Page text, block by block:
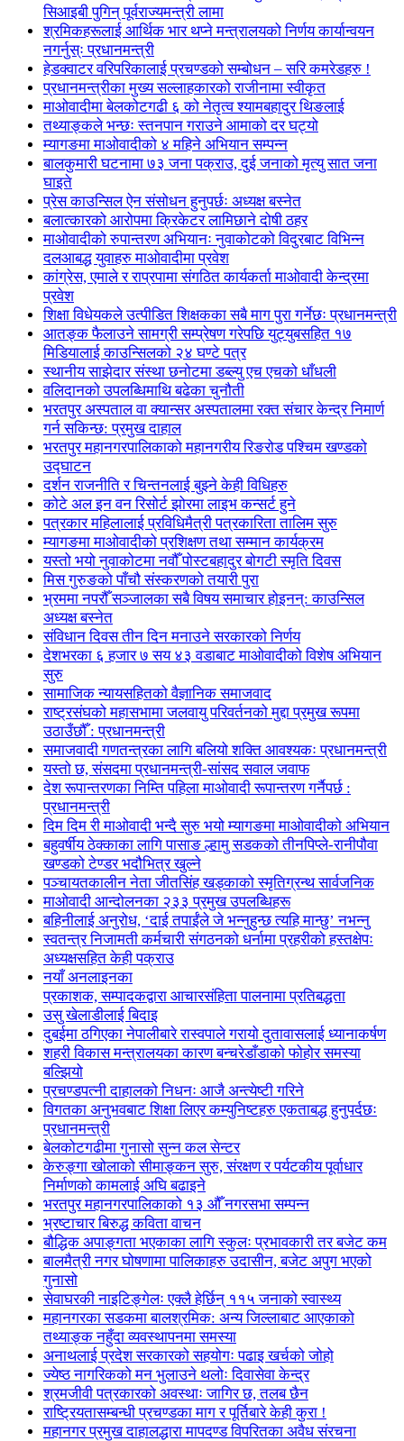
सिआइबी पुगिन् पूर्वराज्यमन्त्री लामा
श्रमिकहरूलाई आर्थिक भार थप्ने मन्त्रालयको निर्णय कार्यान्वयन
नगर्नुस्ः प्रधानमन्त्री
हेडक्वाटर वरिपरिकालाई प्रचण्डको सम्बोधन – सरि कमरेडहरु !
प्रधानमन्त्रीका मुख्य सल्लाहकारको राजीनामा स्वीकृत
माओवादीमा बेलकोटगढी ६ को नेतृत्व श्यामबहादुर थिङलाई
तथ्याङ्कले भन्छः स्तनपान गराउने आमाको दर घट्यो
म्यागङमा माओवादीको ४ महिने अभियान सम्पन्न
बालकुमारी घटनामा ७३ जना पक्राउ, दुई जनाको मृत्यु सात जना
घाइते
प्रेस काउन्सिल ऐन संसोधन हुनुपर्छः अध्यक्ष बस्नेत
बलात्कारको आरोपमा क्रिकेटर लामिछाने दोषी ठहर
माओवादीको रुपान्तरण अभियानः नुवाकोटको विदुरबाट विभिन्न
दलआबद्ध युवाहरु माओवादीमा प्रवेश
कांग्रेस, एमाले र राप्रपामा संगठित कार्यकर्ता माओवादी केन्द्रमा
प्रवेश
शिक्षा विधेयकले उत्पीडित शिक्षकका सबै माग पुरा गर्नेछः प्रधानमन्त्री
आतङ्क फैलाउने सामग्री सम्प्रेषण गरेपछि युट्युबसहित १७
मिडियालाई काउन्सिलको २४ घण्टे पत्र
स्थानीय साझेदार संस्था छनोटमा डब्ल्यु एच एचको धाँधली
वलिदानको उपलब्धिमाथि बढेका चुनौती
भरतपुर अस्पताल वा क्यान्सर अस्पतालमा रक्त संचार केन्द्र निमार्ण
गर्न सकिन्छ: प्रमुख दाहाल
भरतपुर महानगरपालिकाको महानगरीय रिङरोड पश्चिम खण्डको
उद्घाटन
दर्शन राजनीति र चिन्तनलाई बुझ्ने केही विधिहरु
कोटे अल इन वन रिसोर्ट झोरमा लाइभ कन्सर्ट हुने
पत्रकार महिलालाई प्रविधिमैत्री पत्रकारिता तालिम सुरु
म्यागङमा माओवादीको प्रशिक्षण तथा सम्मान कार्यक्रम
यस्तो भयो नुवाकोटमा नवौँ पोस्टबहादुर बोगटी स्मृति दिवस
मिस गुरुङको पाँचौ संस्करणको तयारी पुरा
भ्रममा नपरौँ सञ्जालका सबै विषय समाचार होइनन्: काउन्सिल
अध्यक्ष बस्नेत
संविधान दिवस तीन दिन मनाउने सरकारको निर्णय
देशभरका ६ हजार ७ सय ४३ वडाबाट माओवादीको विशेष अभियान
सुरु
सामाजिक न्यायसहितको वैज्ञानिक समाजवाद
राष्ट्रसंघको महासभामा जलवायु परिवर्तनको मुद्दा प्रमुख रूपमा
उठाउँछौँ : प्रधानमन्त्री
समाजवादी गणतन्त्रका लागि बलियो शक्ति आवश्यकः प्रधानमन्त्री
यस्तो छ, संसदमा प्रधानमन्त्री-सांसद सवाल जवाफ
देश रूपान्तरणका निम्ति पहिला माओवादी रूपान्तरण गर्नैपर्छ :
प्रधानमन्त्री
दिम दिम री माओवादी भन्दै सुरु भयो म्यागङमा माओवादीको अभियान
बहुवर्षीय ठेक्काका लागि पासाङ ल्हामु सडकको तीनपिप्ले-रानीपौवा
खण्डको टेण्डर भदौभित्र खुल्ने
पञ्चायतकालीन नेता जीतसिंह खड्काको स्मृतिग्रन्थ सार्वजनिक
माओवादी आन्दोलनका २३३ प्रमुख उपलब्धिहरू
बहिनीलाई अनुरोध, ‘दाई तपाईंले जे भन्नुहुन्छ त्यहि मान्छु’ नभन्नु
स्वतन्त्र निजामती कर्मचारी संगठनको धर्नामा प्रहरीको हस्तक्षेपः
अध्यक्षसहित केही पक्राउ
नयाँ अनलाइनका
प्रकाशक, सम्पादकद्वारा आचारसंहिता पालनामा प्रतिबद्धता
उसु खेलाडीलाई बिदाइ
दुबईमा ठगिएका नेपालीबारे रास्वपाले गरायो दुतावासलाई ध्यानाकर्षण
शहरी विकास मन्त्रालयका कारण बन्चरेडाँडाको फोहोर समस्या
बल्झियो
प्रचण्डपत्नी दाहालको निधनः आजै अन्त्येष्टी गरिने
विगतका अनुभवबाट शिक्षा लिएर कम्युनिष्टहरु एकताबद्ध हुनुपर्दछः
प्रधानमन्त्री
बेलकोटगढीमा गुनासो सुन्न कल सेन्टर
केरुङ्गा खोलाको सीमाङ्कन सुरु, संरक्षण र पर्यटकीय पूर्वाधार
निर्माणको कामलाई अघि बढाइने
भरतपुर महानगरपालिकाको १३ औँ नगरसभा सम्पन्न
भ्रष्टाचार बिरुद्ध कविता वाचन
बौद्धिक अपाङ्गता भएकाका लागि स्कुलः प्रभावकारी तर बजेट कम
बालमैत्री नगर घोषणामा पालिकाहरु उदासीन, बजेट अपुग भएको
गुनासो
सेवाघरकी नाइटिङ्गेलः एक्लै हेर्छिन् ११५ जनाको स्वास्थ्य
महानगरका सडकमा बालश्रमिक: अन्य जिल्लाबाट आएकाको
तथ्याङ्क नहुँदा व्यवस्थापनमा समस्या
अनाथलाई प्रदेश सरकारको सहयोगः पढाइ खर्चको जोहो
ज्येष्ठ नागरिकको मन भुलाउने थलोः दिवासेवा केन्द्र
श्रमजीवी पत्रकारको अवस्थाः जागिर छ, तलब छैन
राष्ट्रियतासम्बन्धी प्रचण्डका माग र पूर्तिबारे केही कुरा !
महानगर प्रमुख दाहालद्धारा मापदण्ड विपरितका अवैध संरचना